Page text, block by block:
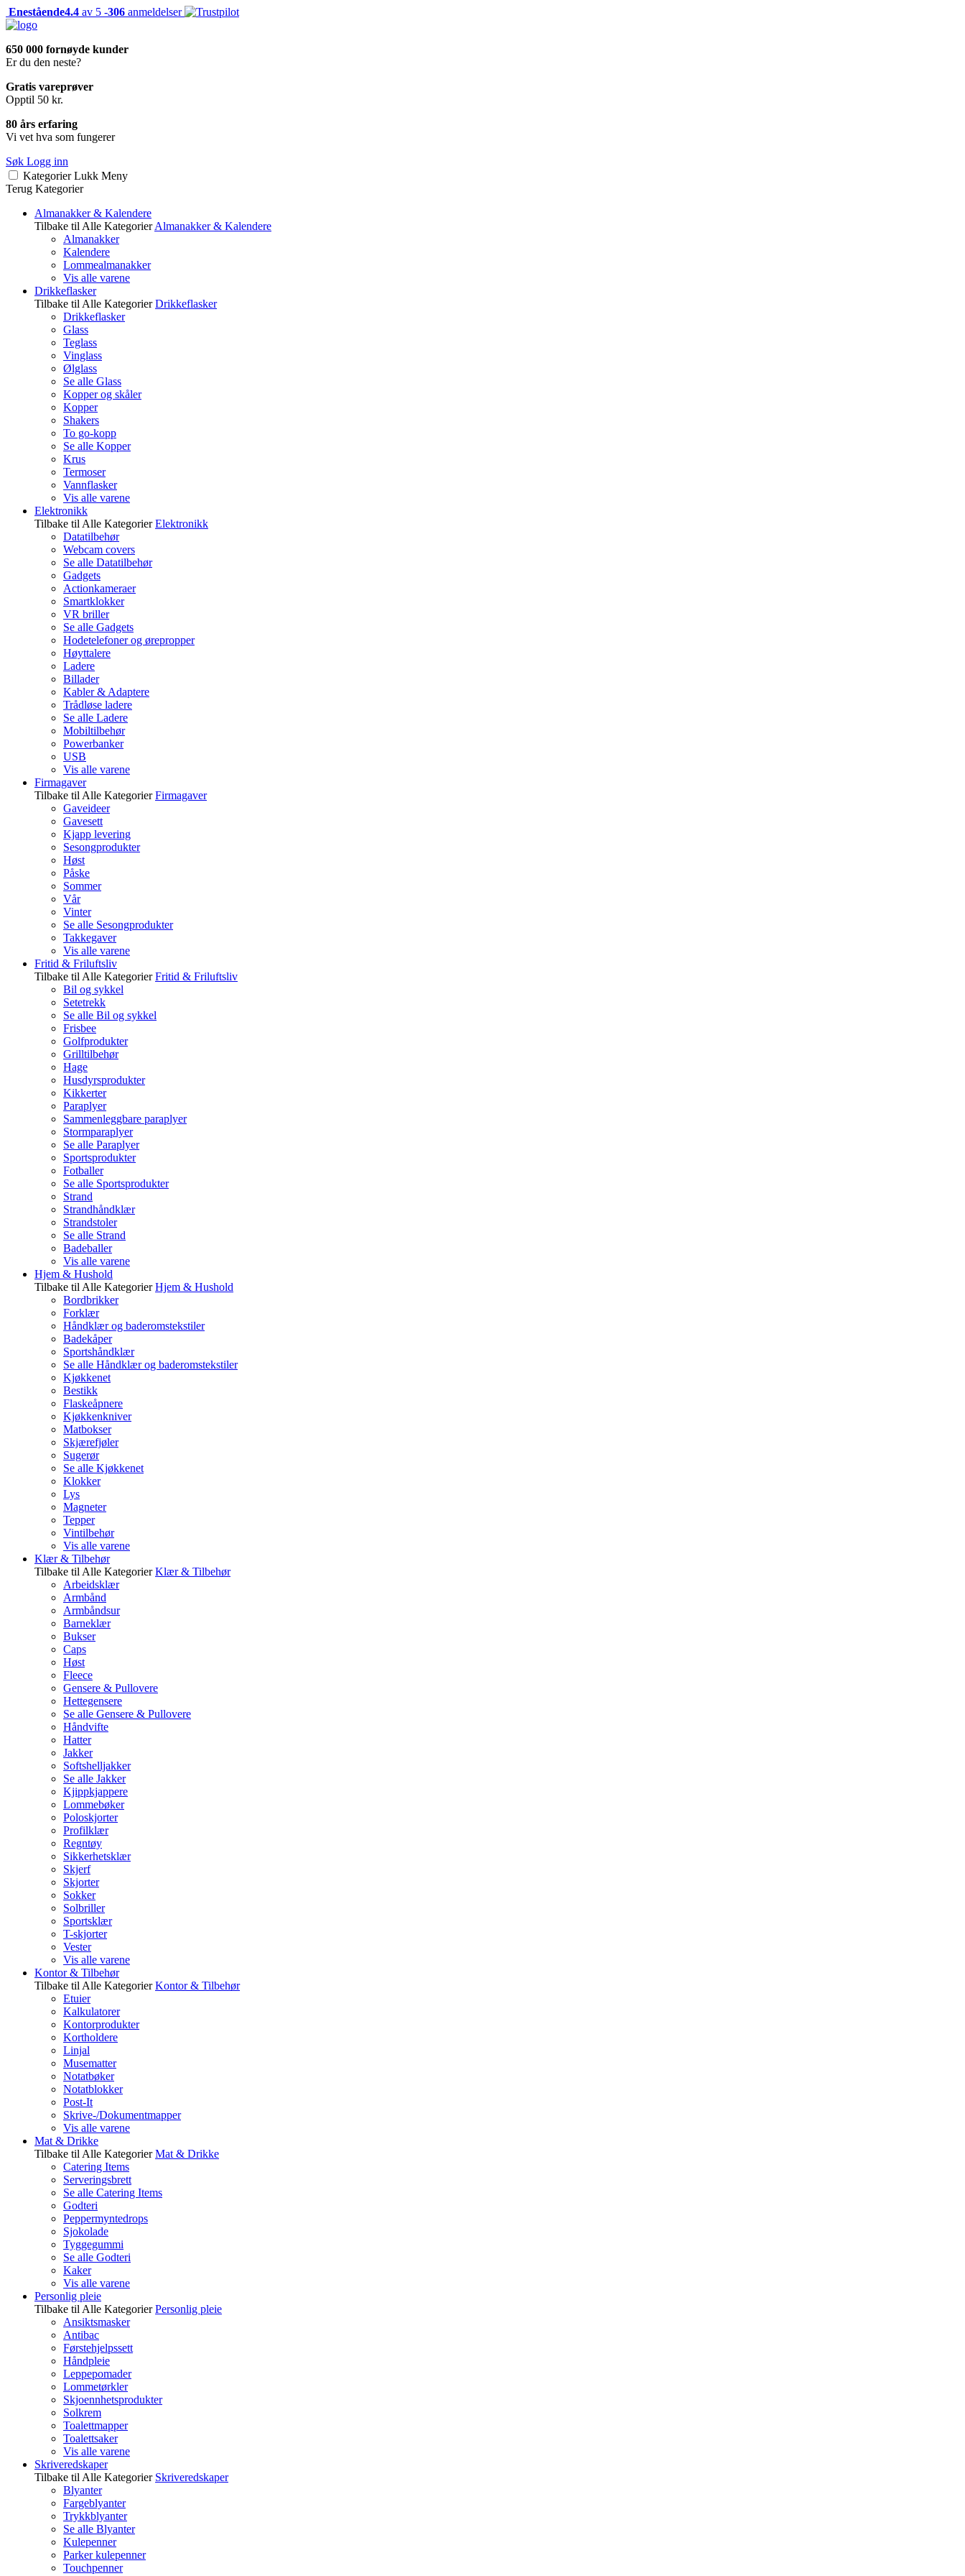
Enestående4.4 av 5 -306 anmeldelser
650 000 fornøyde kunder
Er du den neste?
Gratis vareprøver
Opptil 50 kr.
80 års erfaring
Vi vet hva som fungerer
Søk Logg inn
Kategorier Lukk Meny
Terug Kategorier
Almanakker & Kalendere
Tilbake til Alle Kategorier Almanakker & Kalendere
Almanakker
Kalendere
Lommealmanakker
Vis alle varene
Drikkeflasker
Tilbake til Alle Kategorier Drikkeflasker
Drikkeflasker
Glass
Teglass
Vinglass
Ølglass
Se alle Glass
Kopper og skåler
Kopper
Shakers
To go-kopp
Se alle Kopper
Krus
Termoser
Vannflasker
Vis alle varene
Elektronikk
Tilbake til Alle Kategorier Elektronikk
Datatilbehør
Webcam covers
Se alle Datatilbehør
Gadgets
Actionkameraer
Smartklokker
VR briller
Se alle Gadgets
Hodetelefoner og ørepropper
Høyttalere
Ladere
Billader
Kabler & Adaptere
Trådløse ladere
Se alle Ladere
Mobiltilbehør
Powerbanker
USB
Vis alle varene
Firmagaver
Tilbake til Alle Kategorier Firmagaver
Gaveideer
Gavesett
Kjapp levering
Sesongprodukter
Høst
Påske
Sommer
Vår
Vinter
Se alle Sesongprodukter
Takkegaver
Vis alle varene
Fritid & Friluftsliv
Tilbake til Alle Kategorier Fritid & Friluftsliv
Bil og sykkel
Setetrekk
Se alle Bil og sykkel
Frisbee
Golfprodukter
Grilltilbehør
Hage
Husdyrsprodukter
Kikkerter
Paraplyer
Sammenleggbare paraplyer
Stormparaplyer
Se alle Paraplyer
Sportsprodukter
Fotballer
Se alle Sportsprodukter
Strand
Strandhåndklær
Strandstoler
Se alle Strand
Badeballer
Vis alle varene
Hjem & Hushold
Tilbake til Alle Kategorier Hjem & Hushold
Bordbrikker
Forklær
Håndklær og baderomstekstiler
Badekåper
Sportshåndklær
Se alle Håndklær og baderomstekstiler
Kjøkkenet
Bestikk
Flaskeåpnere
Kjøkkenkniver
Matbokser
Skjærefjøler
Sugerør
Se alle Kjøkkenet
Klokker
Lys
Magneter
Tepper
Vintilbehør
Vis alle varene
Klær & Tilbehør
Tilbake til Alle Kategorier Klær & Tilbehør
Arbeidsklær
Armbånd
Armbåndsur
Barneklær
Bukser
Caps
Høst
Fleece
Gensere & Pullovere
Hettegensere
Se alle Gensere & Pullovere
Håndvifte
Hatter
Jakker
Softshelljakker
Se alle Jakker
Kjippkjappere
Lommebøker
Poloskjorter
Profilklær
Regntøy
Sikkerhetsklær
Skjerf
Skjorter
Sokker
Solbriller
Sportsklær
T-skjorter
Vester
Vis alle varene
Kontor & Tilbehør
Tilbake til Alle Kategorier Kontor & Tilbehør
Etuier
Kalkulatorer
Kontorprodukter
Kortholdere
Linjal
Musematter
Notatbøker
Notatblokker
Post-It
Skrive-/Dokumentmapper
Vis alle varene
Mat & Drikke
Tilbake til Alle Kategorier Mat & Drikke
Catering Items
Serveringsbrett
Se alle Catering Items
Godteri
Peppermyntedrops
Sjokolade
Tyggegummi
Se alle Godteri
Kaker
Vis alle varene
Personlig pleie
Tilbake til Alle Kategorier Personlig pleie
Ansiktsmasker
Antibac
Førstehjelpssett
Håndpleie
Leppepomader
Lommetørkler
Skjoennhetsprodukter
Solkrem
Toalettmapper
Toalettsaker
Vis alle varene
Skriveredskaper
Tilbake til Alle Kategorier Skriveredskaper
Blyanter
Fargeblyanter
Trykkblyanter
Se alle Blyanter
Kulepenner
Parker kulepenner
Touchpenner